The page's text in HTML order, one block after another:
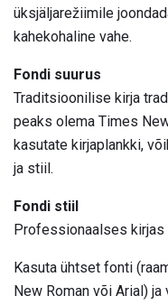
üksjäljarežiimile
kahekohaline vahe.
Fondi suurus
Traditsioonilise kirja
peaks olema Times
kasutate kirjaplankki,
ja stiil.
Fondi stiil
Professionaalses
Kasuta ühtset fonti
New Roman või Arial)